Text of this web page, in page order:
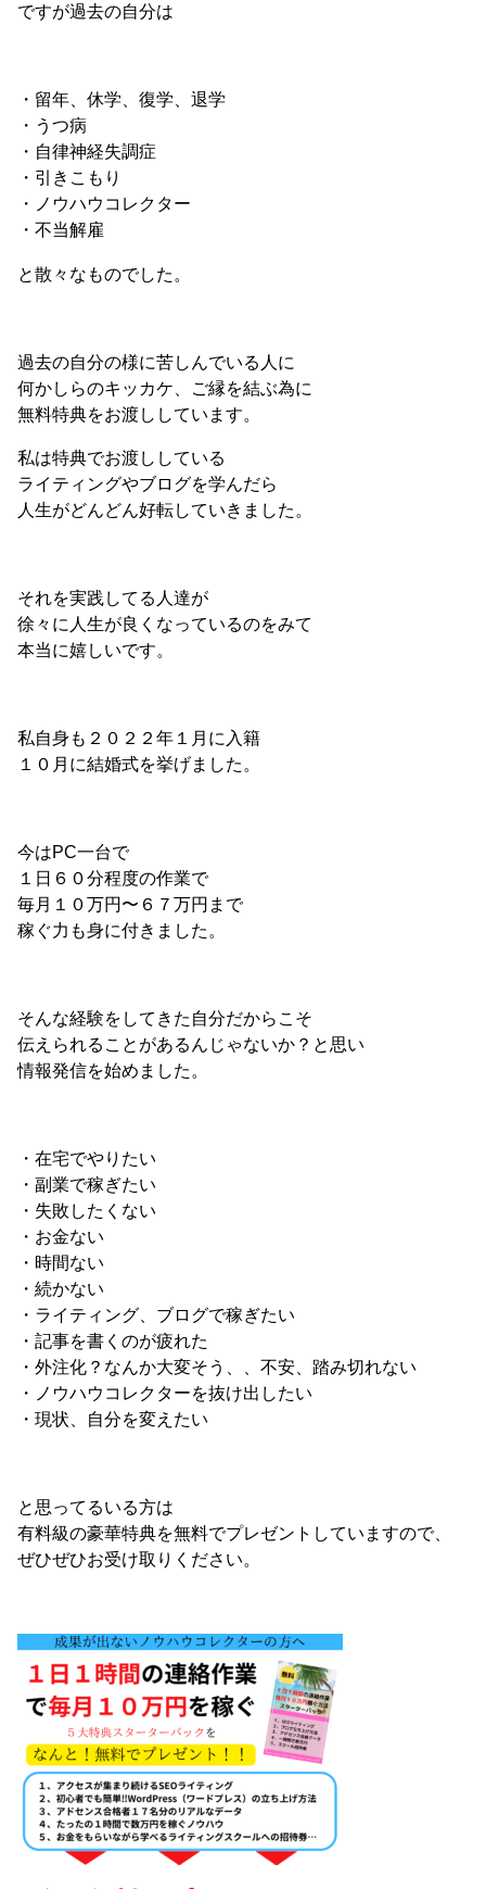
ですが過去の自分は
・留年、休学、復学、退学
・うつ病
・自律神経失調症
・引きこもり
・ノウハウコレクター
・不当解雇
と散々なものでした。
過去の自分の様に苦しんでいる人に
何かしらのキッカケ、ご縁を結ぶ為に
無料特典をお渡ししています。
私は特典でお渡ししている
ライティングやブログを学んだら
人生がどんどん好転していきました。
それを実践してる人達が
徐々に人生が良くなっているのをみて
本当に嬉しいです。
私自身も２０２２年１月に入籍
１０月に結婚式を挙げました。
今はPC一台で
１日６０分程度の作業で
毎月１０万円〜６７万円まで
稼ぐ力も身に付きました。
そんな経験をしてきた自分だからこそ
伝えられることがあるんじゃないか？と思い
情報発信を始めました。
・在宅でやりたい
・副業で稼ぎたい
・失敗したくない
・お金ない
・時間ない
・続かない
・ライティング、ブログで稼ぎたい
・記事を書くのが疲れた
・外注化？なんか大変そう、、不安、踏み切れない
・ノウハウコレクターを抜け出したい
・現状、自分を変えたい
と思ってるいる方は
有料級の豪華特典を無料でプレゼントしていますので、
ぜひぜひお受け取りください。